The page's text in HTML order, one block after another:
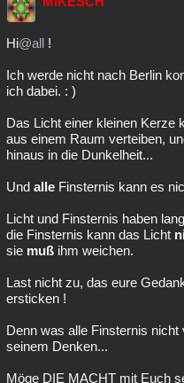
Hi@all !
Ich werde nicht nach Berlin
ich dabei. : )
Das Licht einer kleinen Kerze
aus einem Raum verteiben,
hinaus in die Dunkelheit...
Und alle Finsternis kann es
Licht und Finsternis haben
die Finsternis kann das Licht
sie muß ihm weichen.
Last nicht zu, das eure
ersticken !
Denn was alle Finsternis
seinem Denken...
Möge DIE MACHT mit Euch